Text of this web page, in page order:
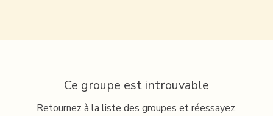
Ce groupe est introuvable
Retournez à la liste des groupes et réessayez.